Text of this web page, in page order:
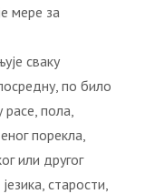
мере за
сваку
по било
пола,
порекла,
или другог
старости,